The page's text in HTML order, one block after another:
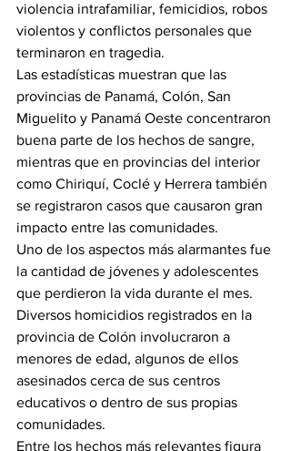
violencia intrafamiliar, femicidios, robos
violentos y conflictos personales que
terminaron en tragedia.
Las estadísticas muestran que las
provincias de Panamá, Colón, San
Miguelito y Panamá Oeste concentraron
buena parte de los hechos de sangre,
mientras que en provincias del interior
como Chiriquí, Coclé y Herrera también
se registraron casos que causaron gran
impacto entre las comunidades.
Uno de los aspectos más alarmantes fue
la cantidad de jóvenes y adolescentes
que perdieron la vida durante el mes.
Diversos homicidios registrados en la
provincia de Colón involucraron a
menores de edad, algunos de ellos
asesinados cerca de sus centros
educativos o dentro de sus propias
comunidades.
Entre los hechos más relevantes figura